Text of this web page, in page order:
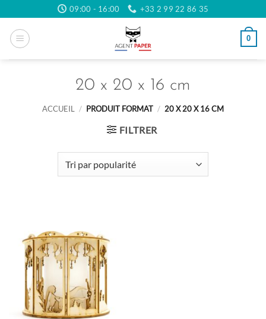
au
contenu
09:00 - 16:00 +33 2 99 22 86 35
0
20 x 20 x 16 cm
ACCUEIL / PRODUIT FORMAT / 20 X 20 X 16 CM
FILTRER